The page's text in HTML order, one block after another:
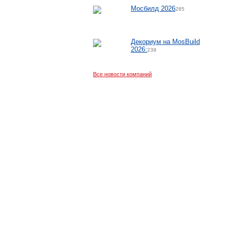
Мосбилд 2026285
Декориум на MosBuild
2026:239
Все новости компаний